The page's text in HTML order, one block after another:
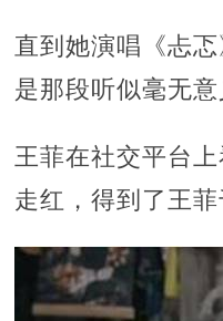
直到她演唱《忐
是那段听似毫无意
王菲在社交平台
走红，得到了王